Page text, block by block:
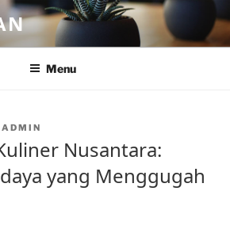
Menu
ADMIN
Nusantara:
yang Menggugah